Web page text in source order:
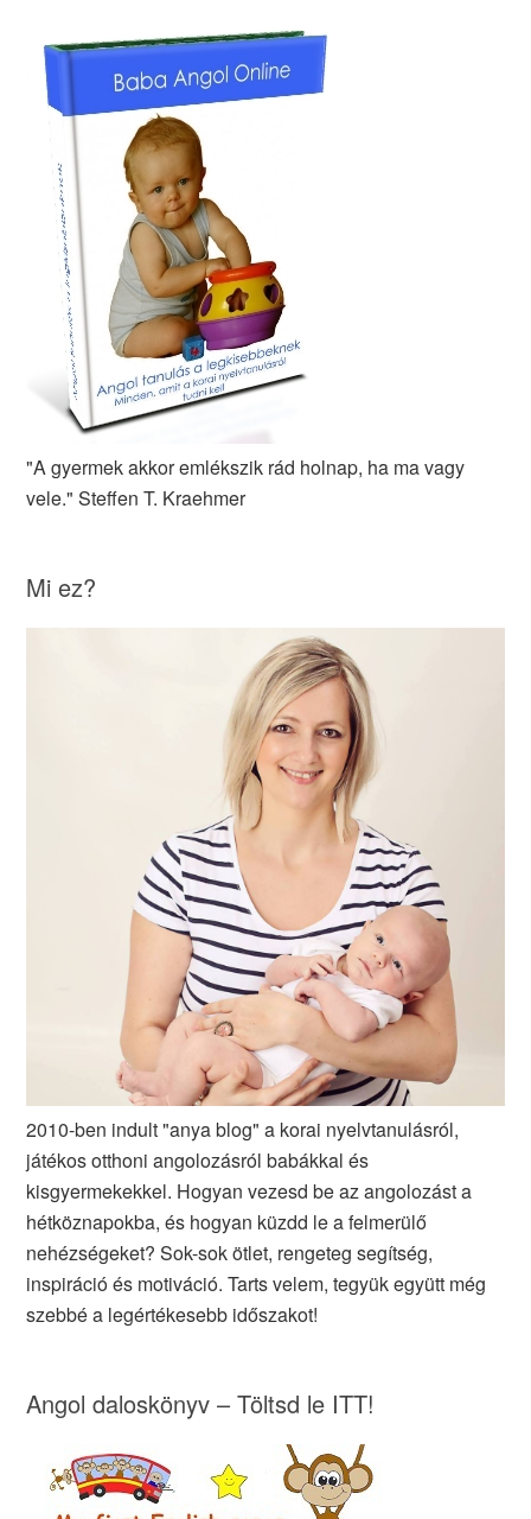
"A gyermek akkor emlékszik rád holnap, ha ma vagy
vele." Steffen T. Kraehmer
Mi ez?
2010-ben indult "anya blog" a korai nyelvtanulásról,
játékos otthoni angolozásról babákkal és
kisgyermekekkel. Hogyan vezesd be az angolozást a
hétköznapokba, és hogyan küzdd le a felmerülő
nehézségeket? Sok-sok ötlet, rengeteg segítség,
inspiráció és motiváció. Tarts velem, tegyük együtt még
szebbé a legértékesebb időszakot!
Angol daloskönyv – Töltsd le ITT!